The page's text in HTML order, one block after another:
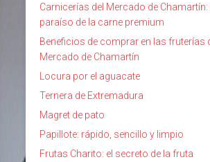
Carnicerías del Mercado de Chamartín:
paraíso de la carne premium
Beneficios de comprar en las fruterías
Mercado de Chamartín
Locura por el aguacate
Ternera de Extremadura
Magret de pato
Papillote: rápido, sencillo y limpio
Frutas Charito: el secreto de la fruta